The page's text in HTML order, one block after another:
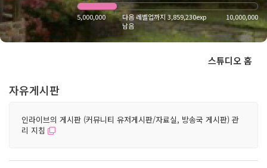
5,000,000
다음 레벨업까지 3,859,230exp
남음
10,000,000
스튜디오 홈
자유게시판
인라이브의 게시판 (커뮤니티 유저게시판/자료실, 방송국 게시판) 관
리 지침